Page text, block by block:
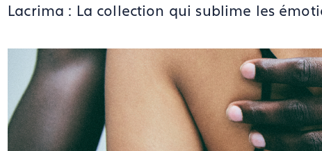
Lacrima : La collection qui sublime les